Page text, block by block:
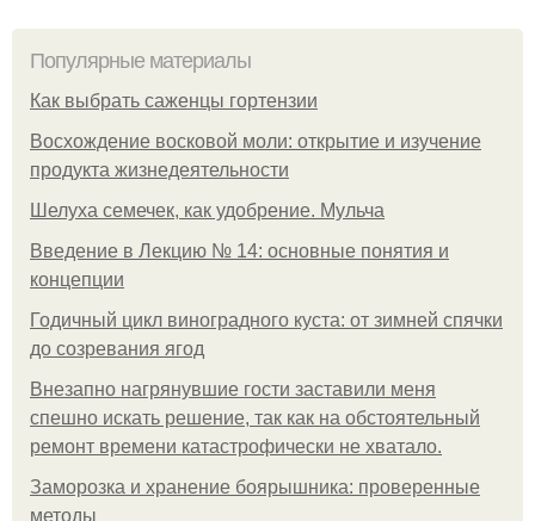
Популярные материалы
Как выбрать саженцы гортензии
Восхождение восковой моли: открытие и изучение
продукта жизнедеятельности
Шелуха семечек, как удобрение. Мульча
Введение в Лекцию № 14: основные понятия и
концепции
Годичный цикл виноградного куста: от зимней спячки
до созревания ягод
Внезапно нагрянувшие гости заставили меня
спешно искать решение, так как на обстоятельный
ремонт времени катастрофически не хватало.
Заморозка и хранение боярышника: проверенные
методы